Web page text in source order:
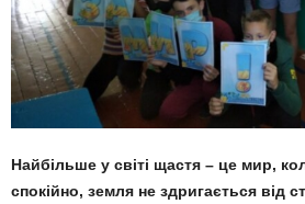
Найбільше у світі щастя – це мир,
спокійно, земля не здригається від